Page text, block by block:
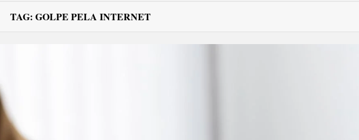
TAG: GOLPE PELA INTERNET